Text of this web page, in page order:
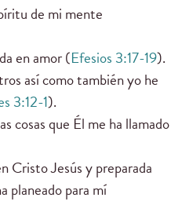
de mi mente
en amor (Efesios 3:17-19).
así como también yo he
3:12-1).
cosas que Él me ha llamado
Cristo Jesús y preparada
planeado para mí